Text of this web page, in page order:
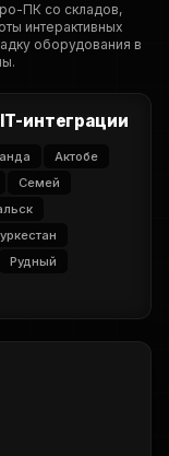
ПК со складов,
интерактивных
оборудования в
интеграции
Актобе
Семей
Рудный